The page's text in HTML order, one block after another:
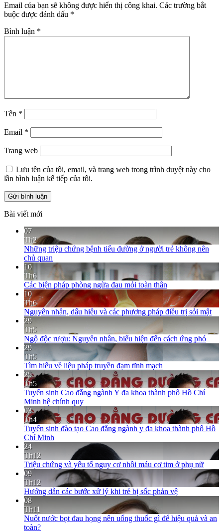
Email của bạn sẽ không được hiển thị công khai. Các trường bắt
buộc được đánh dấu *
Bình luận *
Tên *
Email *
Trang web
Lưu tên của tôi, email, và trang web trong trình duyệt này cho
lần bình luận kế tiếp của tôi.
Bài viết mới
07
Th2
Những triệu chứng bệnh tiểu đường ở người trẻ không nên
chủ quan
10
Th6
Các biện pháp phòng ngừa đau mỏi toàn thân
10
Th6
Nguyên nhân, dấu hiệu và các phương pháp điều trị sỏi mật
29
Th5
Ngộ độc rượu: Nguyên nhân, biểu hiện đến cách ứng phó
29
Th5
Tìm hiểu về liệu pháp truyền đạm tĩnh mạch
25
Th5
Tuyển sinh Cao đẳng ngành Y đa khoa thành phố Hồ Chí
Minh hệ chính quy
03
Th4
Tuyển sinh đào tạo Cao đẳng ngành y đa khoa thành phố Hồ
Chí Minh
24
Th12
Triệu chứng và yếu tố nguy cơ nhồi máu cơ tim ở phụ nữ
09
Th12
Hướng dẫn các bước xử lý khi trẻ bị sốc phản vệ
08
Th11
Nuốt nước bọt đau họng nên uống thuốc gì để hiệu quả và an
toàn?